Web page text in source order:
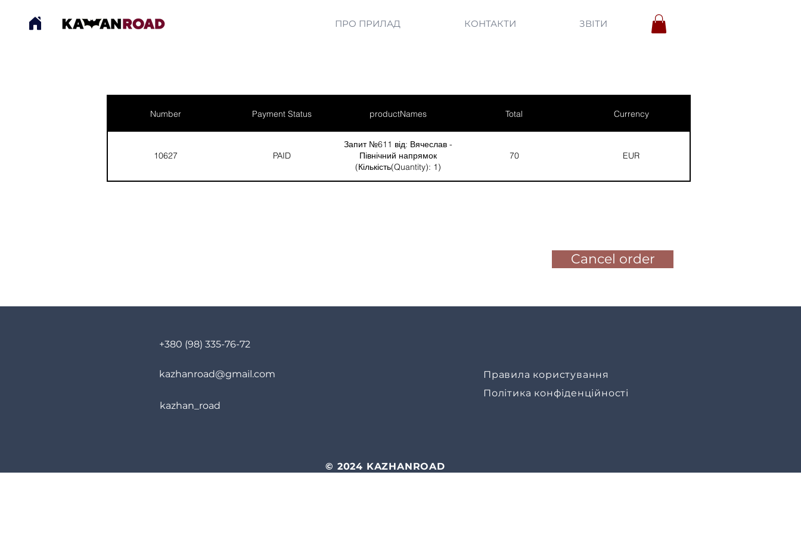
ПРО ПРИЛАД КОНТАКТИ ЗВІТИ
Number Payment Status productNames Total Currency
10627 PAID
Запит №611 від: Вячеслав -
Північний напрямок
(Кількість(Quantity): 1)
70 EUR
Cancel order
+380 (98) 335-76-72
kazhanroad@gmail.com
kazhan_road
Правила користування
Політика конфіденційності
© 2024 KAZHANROAD